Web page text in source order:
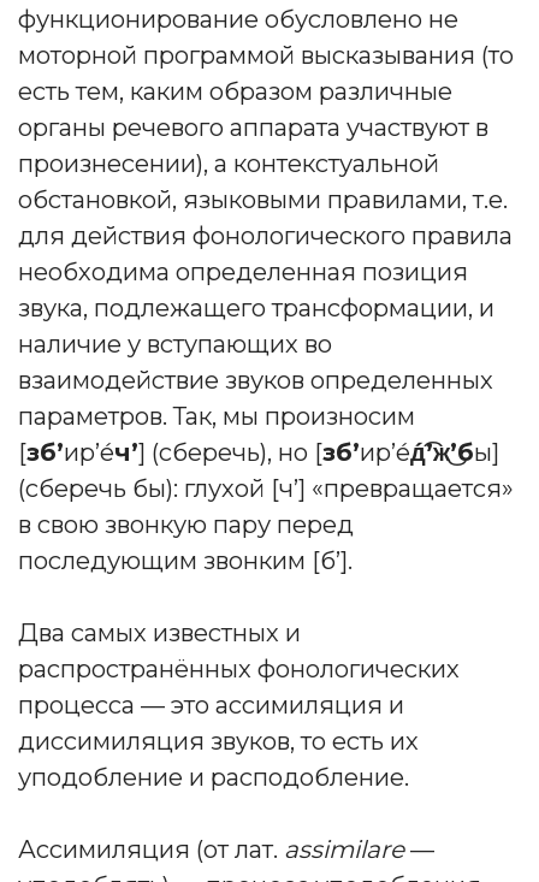
функционирование обусловлено не
моторной программой высказывания (то
есть тем, каким образом различные
органы речевого аппарата участвуют в
произнесении), а контекстуальной
обстановкой, языковыми правилами, т.е.
для действия фонологического правила
необходима определенная позиция
звука, подлежащего трансформации, и
наличие у вступающих во
взаимодействие звуков определенных
параметров. Так, мы произносим
[зб’ир’е́ч’] (сберечь), но [зб’ир’е́́д͡’ж͜’бы]
(сберечь бы): глухой [ч’] «превращается»
в свою звонкую пару перед
последующим звонким [б’].
Два самых известных и
распространённых фонологических
процесса — это ассимиляция и
диссимиляция звуков, то есть их
уподобление и расподобление.
Ассимиляция (от лат. assimilare—